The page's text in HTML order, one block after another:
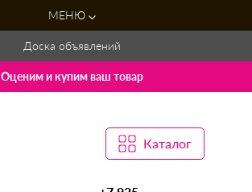
МЕНЮ
Доска объявлений
Оценим и купим ваш товар
Каталог